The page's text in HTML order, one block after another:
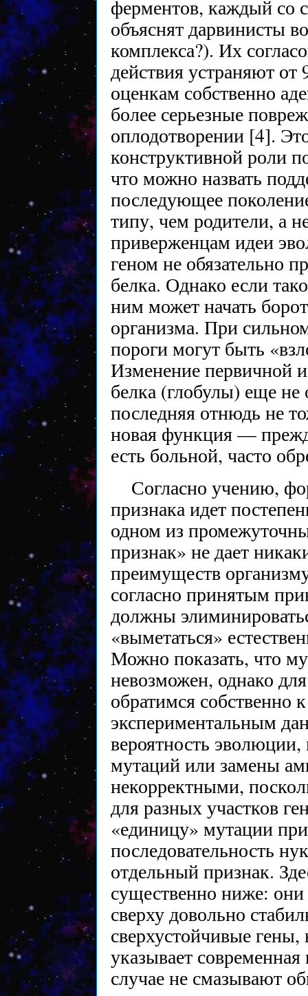
ферментов, каждый со
объяснят дарвинисты
комплекса?). Их
действия устраняют
оценкам собственно
более серьезные
оплодотворении [4].
конструктивной роли
что можно назвать
последующее
типу, чем родители, а
приверженцам идеи
геном не обязательно
белка. Однако если
ним может начать
организма. При
пороги могут быть
Изменение первичной
белка (глобулы) еще
последняя отнюдь не
новая функция —
есть больной, часто
Согласно учению,
признака идет
одном из
признак» не дает
преимуществ
согласно принятым
должны
«выметаться»
Можно показать, что
невозможен, однако
обратимся собственно
экспериментальным
вероятность
мутаций или замены
некорректными,
для разных участков
«единицу» мутации
последовательность
отдельный признак.
существенно ниже:
сверху довольно
сверхустойчивые
указывает
случае не смазывают